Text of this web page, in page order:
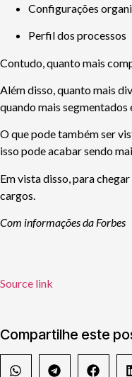
Configurações
Perfil dos processos
Contudo, quanto mais
Além disso, quanto mais
quando mais segmentados
O que pode também ser
isso pode acabar sendo
Em vista disso, para
cargos.
Com informações da Forbes
Source link
Compartilhe este